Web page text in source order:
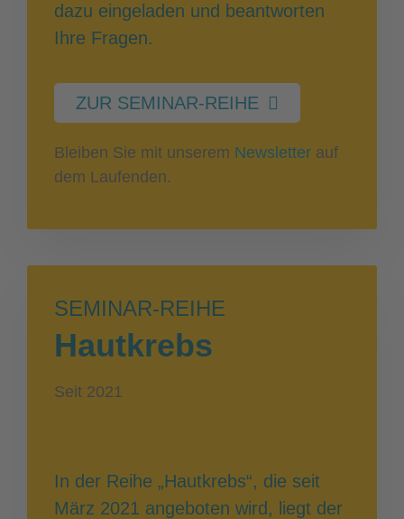
dazu eingeladen und beantworten
Ihre Fragen.
ZUR SEMINAR-REIHE
Bleiben Sie mit unserem Newsletter auf
dem Laufenden.
SEMINAR-REIHE
Hautkrebs
Seit 2021
In der Reihe „Hautkrebs“, die seit
März 2021 angeboten wird, liegt der